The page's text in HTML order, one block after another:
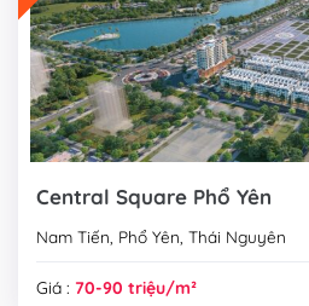
Central Square Phổ Yên
Nam Tiến, Phổ Yên, Thái Nguyên
Giá : 70-90 triệu/m²